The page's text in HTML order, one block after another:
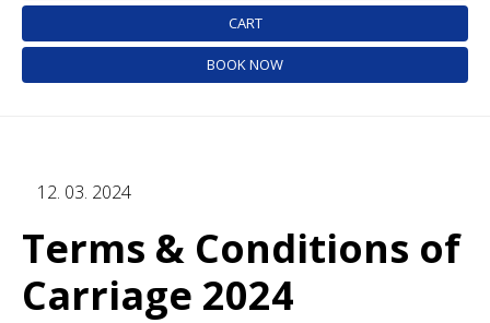
CART
BOOK NOW
12. 03. 2024
Terms & Conditions of
Carriage 2024